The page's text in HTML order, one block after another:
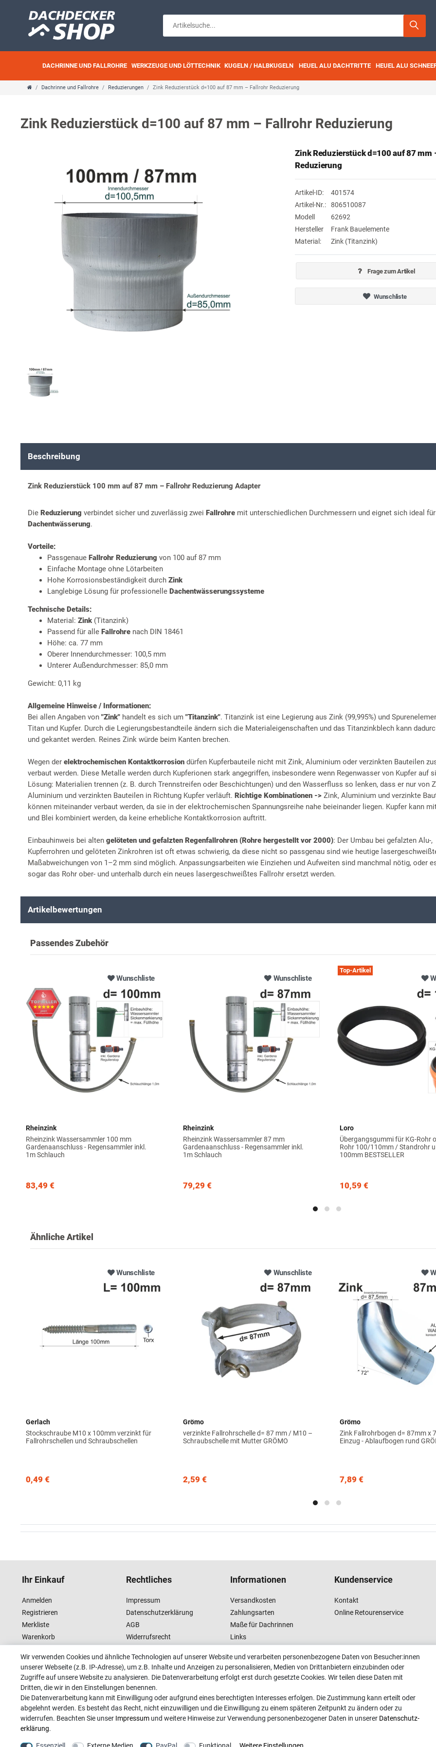
DACHRINNE UND FALLROHRE WERKZEUGE UND LÖTTECHNIK KUGELN / HALBKUGELN HEUEL ALU DACHTRITTE HEUEL ALU
Dachrinne und Fallrohre Reduzierungen Zink Reduzierstück d=100 auf 87 mm – Fallrohr Reduzierung
Zink Reduzierstück d=100 auf 87 mm – Fallrohr Reduzierung
Zink Reduzierstück d=100 auf 87 mm
Reduzierung
Artikel-ID:
401574
Artikel-Nr.:
806510087
Modell
62692
Hersteller
Frank Bauelemente
Material:
Zink (Titanzink)
Frage zum Artikel
Wunschliste
Beschreibung
Zink Reduzierstück 100 mm auf 87 mm – Fallrohr Reduzierung Adapter
Die Reduzierung verbindet sicher und zuverlässig zwei Fallrohre mit unterschiedlichen Durchmessern und eignet sich ideal
Dachentwässerung.
Vorteile:
Passgenaue Fallrohr Reduzierung von 100 auf 87 mm
Einfache Montage ohne Lötarbeiten
Hohe Korrosionsbeständigkeit durch Zink
Langlebige Lösung für professionelle Dachentwässerungssysteme
Technische Details:
Material: Zink(Titanzink)
Passend für alle Fallrohre nach DIN 18461
Höhe: ca. 77 mm
Oberer Innendurchmesser: 100,5 mm
Unterer Außendurchmesser: 85,0 mm
Gewicht: 0,11 kg
Allgemeine Hinweise / Informationen:
Bei allen Angaben von "Zink" handelt es sich um "Titanzink". Titanzink ist eine Legierung aus Zink (99,995%) und
Titan und Kupfer. Durch die Legierungsbestandteile ändern sich die Materialeigenschaften und das Titanzinkblech kann
und gekantet werden. Reines Zink würde beim Kanten brechen.
Wegen der elektrochemischen Kontaktkorrosion dürfen Kupferbauteile nicht mit Zink, Aluminium oder verzinkten Bauteilen
verbaut werden. Diese Metalle werden durch Kupferionen stark angegriffen, insbesondere wenn Regenwasser von Kupfer auf
Lösung: Materialien trennen (z. B. durch Trennstreifen oder Beschichtungen) und den Wasserfluss so lenken, dass er nur von
Aluminium und verzinkten Bauteilen in Richtung Kupfer verläuft. Richtige Kombinationen -> Zink, Aluminium und verzinkte
können miteinander verbaut werden, da sie in der elektrochemischen Spannungsreihe nahe beieinander liegen. Kupfer kann
und Blei kombiniert werden, da keine erhebliche Kontaktkorrosion auftritt.
Einbauhinweis bei alten gelöteten und gefalzten Regenfallrohren (Rohre hergestellt vor 2000): Der Umbau bei gefalzten Alu-,
Kupferrohren und gelöteten Zinkrohren ist oft etwas schwierig, da diese nicht so passgenau sind wie heutige
Maßabweichungen von 1–2 mm sind möglich. Anpassungsarbeiten wie Einziehen und Aufweiten sind manchmal nötig, oder
sogar das Rohr ober- und unterhalb durch ein neues lasergeschweißtes Fallrohr ersetzt werden.
Artikelbewertungen
Passendes Zubehör
Wunschliste
Rheinzink
Rheinzink Wassersammler 100 mm
Gardenaanschluss - Regensammler inkl.
1m Schlauch
83,49 €
Wunschliste
Rheinzink
Rheinzink Wassersammler 87 mm
Gardenaanschluss - Regensammler inkl.
1m Schlauch
79,29 €
Top-Artikel
Loro
Übergangsgummi für KG-Rohr
Rohr 100/110mm / Standrohr
100mm BESTSELLER
10,59 €
Ähnliche Artikel
Wunschliste
Gerlach
Stockschraube M10 x 100mm verzinkt für
Fallrohrschellen und Schraubschellen
0,49 €
Wunschliste
Grömo
verzinkte Fallrohrschelle d= 87 mm / M10 –
Schraubschelle mit Mutter GRÖMO
2,59 €
Grömo
Zink Fallrohrbogen d= 87mm x
Einzug - Ablaufbogen rund
7,89 €
Ihr Einkauf
Anmelden
Registrieren
Merkliste
Warenkorb
Rechtliches
Impressum
Datenschutzerklärung
AGB
Widerrufsrecht
Informationen
Versandkosten
Zahlungsarten
Maße für Dachrinnen
Links
Vertrag widerrufen
Kundenservice
Kontakt
Online Retourenservice
Wir verwenden Cookies und ähnliche Technologien auf unserer Website und verarbeiten personenbezogene Daten von Besucher:innen
unserer Webseite (z.B. IP-Adresse), um z.B. Inhalte und Anzeigen zu personalisieren, Medien von Drittanbietern einzubinden oder
Zugriffe auf unsere Website zu analysieren. Die Datenverarbeitung erfolgt erst durch gesetzte Cookies. Wir teilen diese Daten mit
Dritten, die wir in den Einstellungen benennen.
Die Datenverarbeitung kann mit Einwilligung oder aufgrund eines berechtigten Interesses erfolgen. Die Zustimmung kann erteilt oder
abgelehnt werden. Es besteht das Recht, nicht einzuwilligen und die Einwilligung zu einem späteren Zeitpunkt zu ändern oder zu
widerrufen. Beachten Sie unser Impressum und weitere Hinweise zur Verwendung personenbezogener Daten in unserer Daten­schutz­
erklärung.